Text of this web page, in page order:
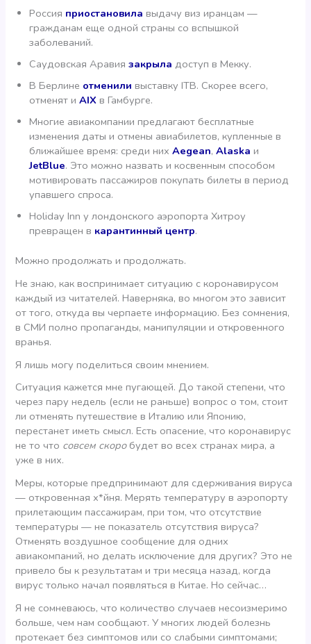
Россия приостановила выдачу виз иранцам —
гражданам еще одной страны со вспышкой
заболеваний.
Саудовская Аравиязакрыла доступ в Мекку.
В Берлине отменили выставку ITB. Скорее всего,
отменят иAIX в Гамбурге.
Многие авиакомпании предлагают бесплатные
изменения даты и отмены авиабилетов, купленные в
ближайшее время: среди нихAegean,Alaska и
JetBlue. Это можно назвать и косвенным способом
мотивировать пассажиров покупать билеты в период
упавшего спроса.
Holiday Inn у лондонского аэропорта Хитроу
превращен в карантинный центр.
Можно продолжать и продолжать.
Не знаю, как воспринимает ситуацию с коронавирусом
каждый из читателей. Наверняка, во многом это зависит
от того, откуда вы черпаете информацию. Без сомнения,
в СМИ полно пропаганды, манипуляции и откровенного
вранья.
Я лишь могу поделиться своим мнением.
Ситуация кажется мне пугающей. До такой степени, что
через пару недель (если не раньше) вопрос о том, стоит
ли отменять путешествие в Италию или Японию,
перестанет иметь смысл. Есть опасение, что коронавирус
не то что совсем скоробудет во всех странах мира, а
уже в них.
Меры, которые предпринимают для сдерживания вируса
— откровенная х*йня. Мерять температуру в аэропорту
прилетающим пассажирам, при том, что отсутствие
температуры — не показатель отсутствия вируса?
Отменять воздушное сообщение для одних
авиакомпаний, но делать исключение для других? Это не
привело бы к результатам и три месяца назад, когда
вирус только начал появляться в Китае. Но сейчас…
Я не сомневаюсь, что количество случаев несоизмеримо
больше, чем нам сообщают. У многих людей болезнь
протекает без симптомов или со слабыми симптомами;